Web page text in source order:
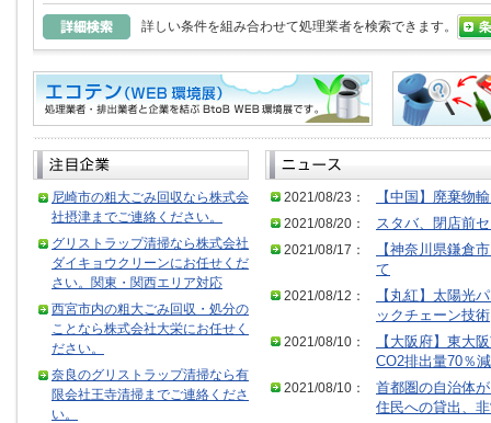
詳しい条件を組み合わせて処理業者を検索できます。
尼崎市の粗大ごみ回収なら株式会
社摂津までご連絡ください。
グリストラップ清掃なら株式会社
ダイキョウクリーンにお任せくだ
さい。関東・関西エリア対応
西宮市内の粗大ごみ回収・処分の
ことなら株式会社大栄にお任せく
ださい。
奈良のグリストラップ清掃なら有
限会社王寺清掃までご連絡くださ
い。
2021/08/23：
【中国】廃棄物
2021/08/20：
スタバ、閉店前
2021/08/17：
【神奈川県鎌倉
て
2021/08/12：
【丸紅】太陽光
ックチェーン技術
2021/08/10：
【大阪府】東大
CO2排出量70％減
2021/08/10：
首都圏の自治体
住民への貸出、